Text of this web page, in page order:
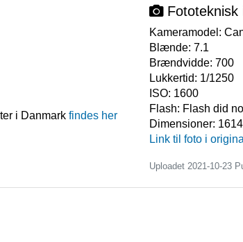
i Danmark findes her
Fototeknisk
Kameramodel:
Blænde: 7.1
Brændvidde: 700
Lukkertid: 1/1250
ISO: 1600
Flash: Flash did
Dimensioner:
Link til foto i
Uploadet 2021-10-23